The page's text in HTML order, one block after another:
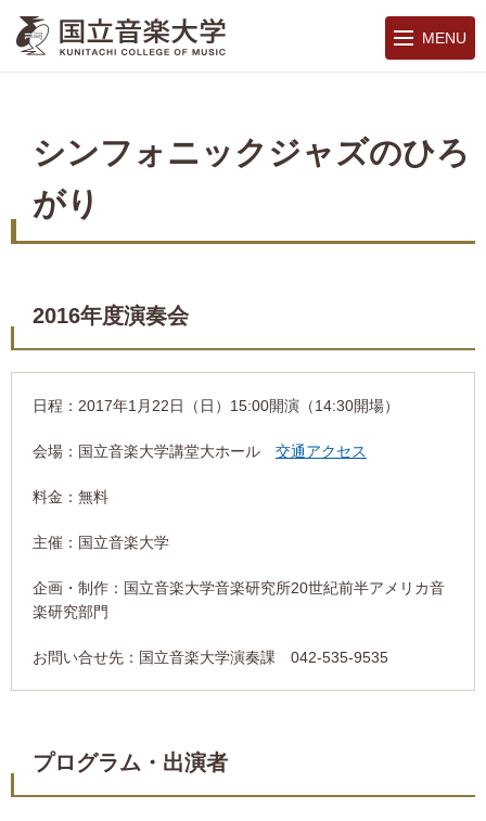
MENU
シンフォニックジャズのひろ
がり
2016年度演奏会
日程：2017年1月22日（日）15:00開演（14:30開場）
会場：国立音楽大学講堂大ホール 交通アクセス
料金：無料
主催：国立音楽大学
企画・制作：国立音楽大学音楽研究所20世紀前半アメリカ音
楽研究部門
お問い合せ先：国立音楽大学演奏課 042-535-9535
プログラム・出演者